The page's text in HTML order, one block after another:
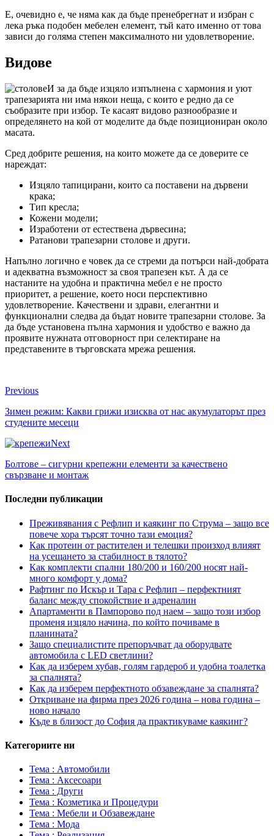
Е, очевидно е, че няма как да бъде пренебрегнат и избран с
лека ръка подобен мебелен елемент, тъй като именно от това
зависи до голяма степен максималното ни удовлетворение.
Видове
И за да бъде изцяло изпълнена с хармония и уют
трапезарията ни има някои неща, с които е редно да се
съобразите при избор. Те касаят видово разнообразие и
определянето на кой от моделите да бъде позициониран около
масата.
Сред добрите решения, на които можете да се доверите се
нареждат:
Изцяло тапицирани, които са поставени на дървени
крака;
Тип кресла;
Кожени модели;
Изработени от естествена дървесина;
Ратанови трапезарни столове и други.
Напълно логично е човек да се стреми да потърси най-добрата
и адекватна възможност за своя трапезен кът. А да се
настаните на удобна и практична мебел е не просто
приоритет, а решение, което носи перспективно
удовлетворение. Качествени и здрави, елегантни и
функционални следва да бъдат новите трапезарни столове. За
да бъде установена пълна хармония и удобство е важно да
проявите нужната отговорност при селектиране на
представените в търговската мрежа решения.
Previous
Зимен режим: Какви грижи изисква от нас акумулаторът през
студените месеци
Next
Болтове – сигурни крепежни елементи за качествено
свързване и монтаж
Последни публикации
Преживявания с Рефлип и каякинг по Струма – защо все
повече хора търсят точно тази емоция?
Как протеин от растителен и телешки произход влияят
на усещането за стабилност в тялото?
Как комплекти спални 180/200 и 160/200 носят най-
много комфорт у дома?
Рафтинг по Искър и Тара с Рефлип – перфектният
баланс между спокойствие и адреналин
Апартаменти в Пампорово под наем – защо този избор
променя изцяло начина, по който почиваме в
планината?
Защо специалистите препоръчват да оборудвате
автомобила с LED светлини?
Как да изберем хубав, голям гардероб и удобна тоалетка
за спалнята?
Как да изберем перфектното обзавеждане за спалнята?
Откриване на фирма през 2026 година – нова година –
ново начало
Къде в близост до София да практикуваме каякинг?
Категориите ни
Тема : Автомобили
Тема : Аксесоари
Тема : Други
Тема : Козметика и Процедури
Тема : Мебели и Обзавеждане
Тема : Мода